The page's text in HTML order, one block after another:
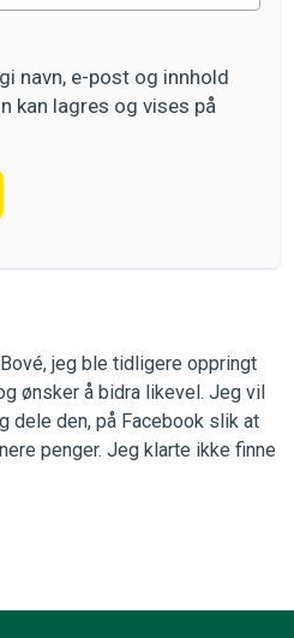
navn, e-post og innhold
kan lagres og vises på
jeg ble tidligere oppringt
ønsker å bidra likevel. Jeg vil
dele den, på Facebook slik at
penger. Jeg klarte ikke finne